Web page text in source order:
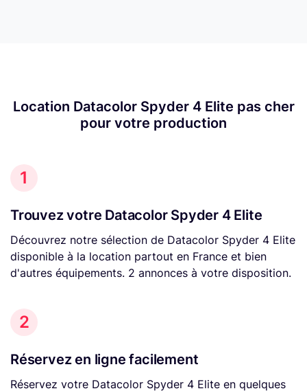
Location Datacolor Spyder 4 Elite pas cher
pour votre production
1
Trouvez votre Datacolor Spyder 4 Elite
Découvrez notre sélection de Datacolor Spyder 4 Elite
disponible à la location partout en France et bien
d'autres équipements. 2 annonces à votre disposition.
2
Réservez en ligne facilement
Réservez votre Datacolor Spyder 4 Elite en quelques